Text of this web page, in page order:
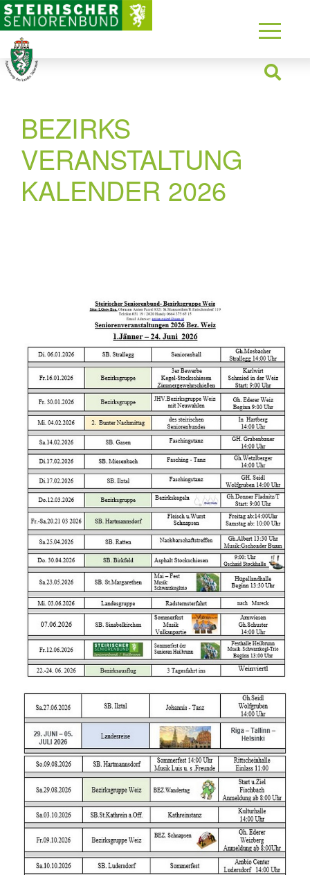
BEZIRKS
VERANSTALTUNG
KALENDER 2026